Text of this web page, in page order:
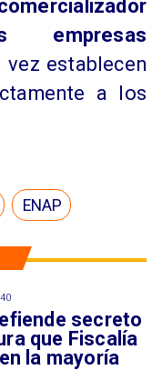
secreto
que Fiscalía
la mayoría
empresas
vez establecen
a los
ENAP